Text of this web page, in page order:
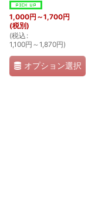
1,000円 ～1,700円
(税別)
(税込 :
1,100円 ～1,870円)
オプション選択